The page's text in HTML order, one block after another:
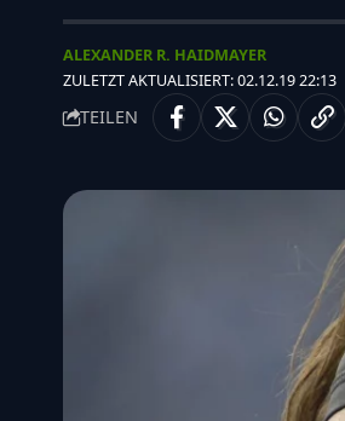
ZULETZT AKTUALISIERT: 02.12.19 22:13
ALEXANDER R. HAIDMAYER
TEILEN